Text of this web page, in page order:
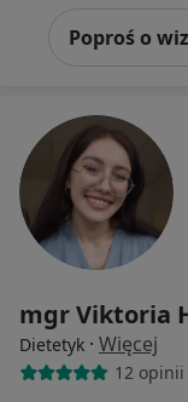
Poproś o
mgr Viktoria
Dietetyk · Więcej
12 opinii